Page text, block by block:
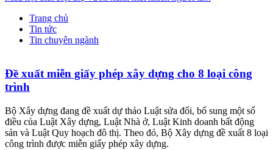
Trang chủ
Tin tức
Tin chuyên ngành
Đề xuất miễn giấy phép xây dựng cho 8 loại công
trình
Bộ Xây dựng đang đề xuất dự thảo Luật sửa đổi, bổ sung một số
điều của Luật Xây dựng, Luật Nhà ở, Luật Kinh doanh bất động
sản và Luật Quy hoạch đô thị. Theo đó, Bộ Xây dựng đề xuất 8 loại
công trình được miễn giấy phép xây dựng.